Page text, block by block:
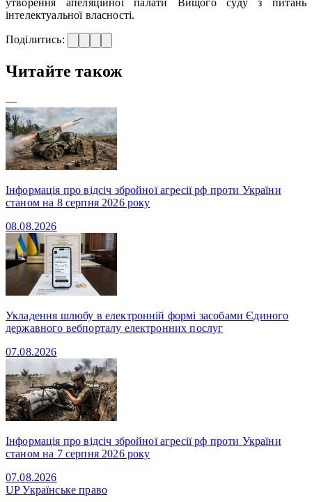
інтелектуальної власності.
Поділитись:
Читайте також
—
Інформація про відсіч збройної агресії рф проти України
станом на 8 серпня 2026 року
08.08.2026
Укладення шлюбу в електронній формі засобами Єдиного
державного вебпорталу електронних послуг
07.08.2026
Інформація про відсіч збройної агресії рф проти України
станом на 7 серпня 2026 року
07.08.2026
UPУкраїнське право